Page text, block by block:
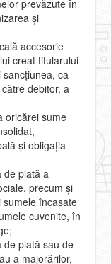
prevăzute în
şi
accesorie
creat titularului
ca
debitor, a
oricărei sume
şi obligaţia
de plată a
precum şi
sumele încasate
cuvenite, în
de plată sau de
a majorărilor,